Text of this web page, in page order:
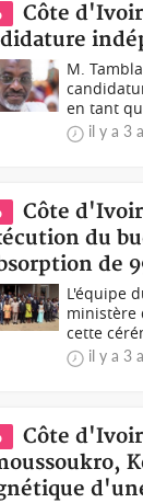
Côte
M.
en tant
il y a 3
Côte
du
de
L'équipe
ministère
cette
il y a 3
Côte